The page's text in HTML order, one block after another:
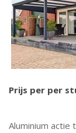
Prijs per per
Aluminium actie